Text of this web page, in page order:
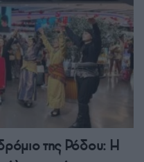
της Ρόδου: Η